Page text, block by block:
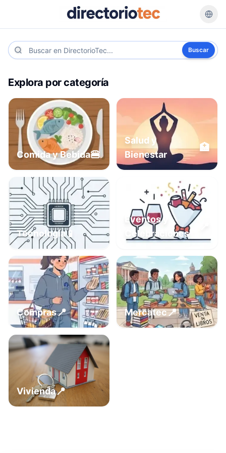
Buscar
Explora por categoría
Comida y Bebida🍔
Salud y
Bienestar
🏥
Tecnología📱
Eventos y
Celebraciones
Compras📍 Mercatec📍
Vivienda📍